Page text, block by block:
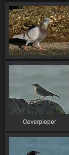
Oeverpieper